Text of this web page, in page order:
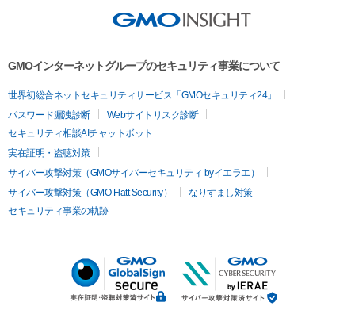
GMOインターネットグループのセキュリティ事業について
世界初総合ネットセキュリティサービス「GMOセキュリティ24」
パスワード漏洩診断
Webサイトリスク診断
セキュリティ相談AIチャットボット
実在証明・盗聴対策
サイバー攻撃対策（GMOサイバーセキュリティ byイエラエ）
サイバー攻撃対策（GMO Flatt Security）
なりすまし対策
セキュリティ事業の軌跡